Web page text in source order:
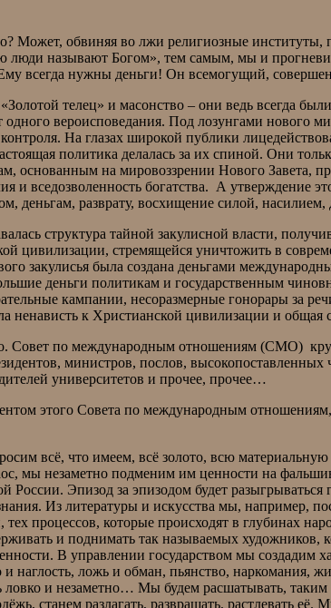
обвиняя во лжи религиозные институты,
люди называют Богом», тем самым, мы и
всегда нужны деньги! Он всемогущий,
телец» и масонство – они ведь всегда
вероисповедания. Под лозунгами нового
контроля. На глазах широкой публики
политика делалась за их спиной. Они
на мировоззрении Нового Завета,
и вседозволенность богатства. А утверждение
деньгам, разврату, восхищение силой,
структура тайной закулисной власти,
цивилизации, стремящейся уничтожить в
закулисья была создана деньгами
деньги политикам и государственным
кампании, несоразмерные гонорары за
ненависть к Христианской
Совет по международным отношениям (СМО)
министров, послов, высокопоставленных
университетов и прочее, прочее…
этого Совета по международным
всё, что имеем, всё золото, всю
мы незаметно подменим им ценности на
Эпизод за эпизодом будет разыгрываться
Из литературы и искусства мы,
процессов, которые происходят в глубинах
и поднимать так называемых художников,
В управлении государством мы создадим
ложь и обман, пьянство, наркомания,
и незаметно… Мы будем расшатывать,
станем разлагать, развращать,